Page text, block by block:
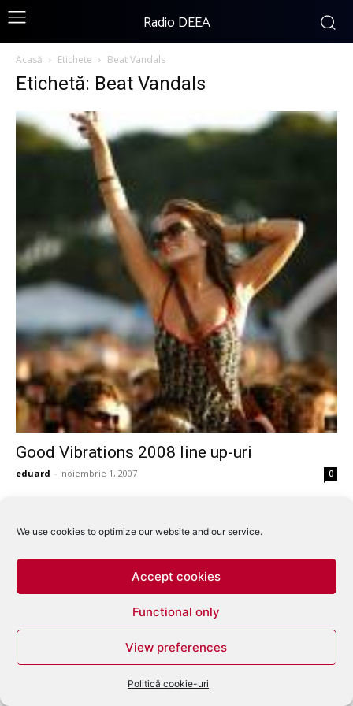
We use cookies to optimize our website and our service.
Accept cookies
Functional only
View preferences
Politică cookie-uri
Radio DEEA
Acasă Etichete Beat Vandals
Etichetă: Beat Vandals
Good Vibrations 2008 line up-uri
eduard - noiembrie 1, 2007 0